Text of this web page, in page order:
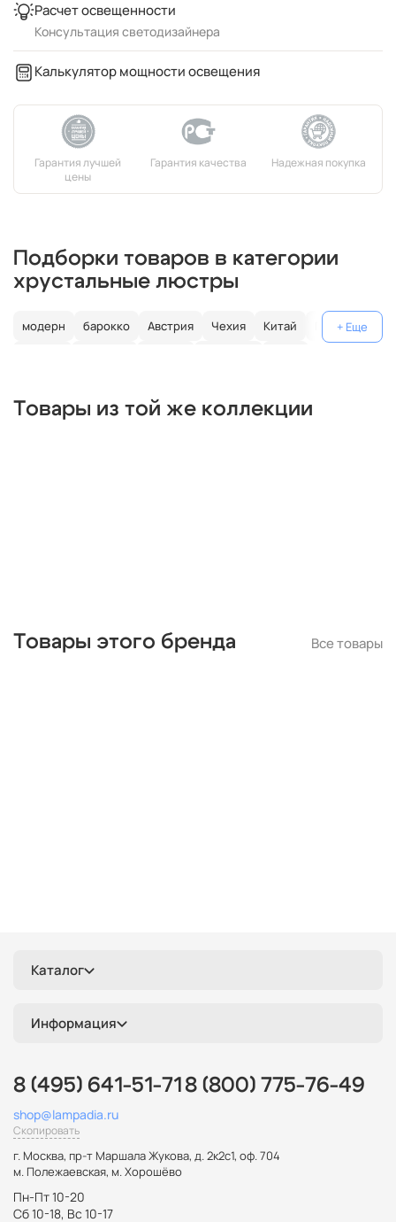
Расчет освещенности
Консультация светодизайнера
Калькулятор мощности освещения
Подборки товаров в категории
хрустальные люстры
модерн барокко Австрия Чехия Китай
Германия
круглые
классические светодиодные
кольцо
Товары из той же коллекции
Товары этого бренда Все товары
Каталог
Информация
8 (495) 641-51-71 8 (800) 775-76-49
shop@lampadia.ru
Скопировать
г. Москва, пр-т Маршала Жукова, д. 2к2с1, оф. 704
м. Полежаевская, м. Хорошёво
Пн-Пт 10-20
Сб 10-18, Вс 10-17